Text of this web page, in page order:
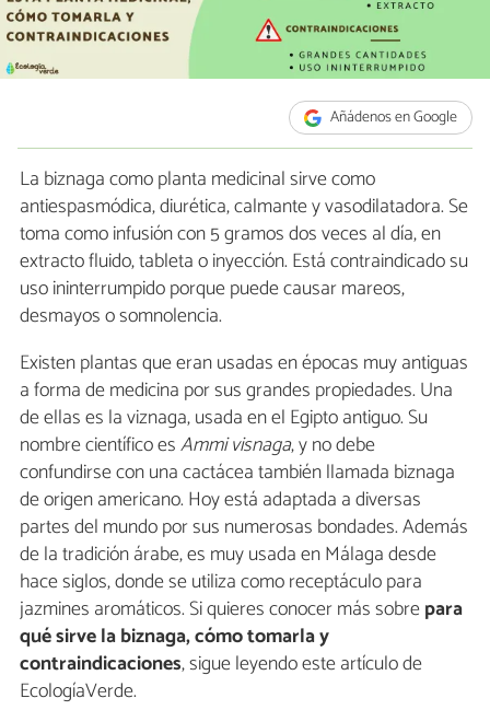
Añádenos en Google
La biznaga como planta medicinal sirve como
antiespasmódica, diurética, calmante y vasodilatadora. Se
toma como infusión con 5 gramos dos veces al día, en
extracto fluido, tableta o inyección. Está contraindicado su
uso ininterrumpido porque puede causar mareos,
desmayos o somnolencia.
Existen plantas que eran usadas en épocas muy antiguas
a forma de medicina por sus grandes propiedades. Una
de ellas es la viznaga, usada en el Egipto antiguo. Su
nombre científico esAmmi visnaga, y no debe
confundirse con una cactácea también llamada biznaga
de origen americano. Hoy está adaptada a diversas
partes del mundo por sus numerosas bondades. Además
de la tradición árabe, es muy usada en Málaga desde
hace siglos, donde se utiliza como receptáculo para
jazmines aromáticos. Si quieres conocer más sobrepara
qué sirve la biznaga, cómo tomarla y
contraindicaciones, sigue leyendo este artículo de
EcologíaVerde.